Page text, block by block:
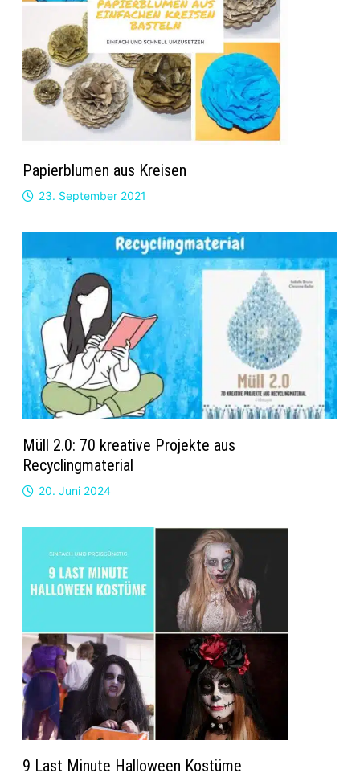
Papierblumen aus Kreisen
23. September 2021
Müll 2.0: 70 kreative Projekte aus
Recyclingmaterial
20. Juni 2024
9 Last Minute Halloween Kostüme